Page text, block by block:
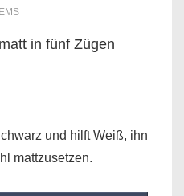
in fünf Zügen
und hilft Weiß, ihn
mattzusetzen.